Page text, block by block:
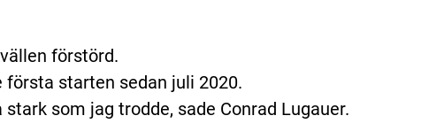
förstörd.
första starten sedan juli 2020.
som jag trodde, sade Conrad Lugauer.